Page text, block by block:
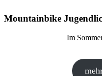
Mountainbike
Im